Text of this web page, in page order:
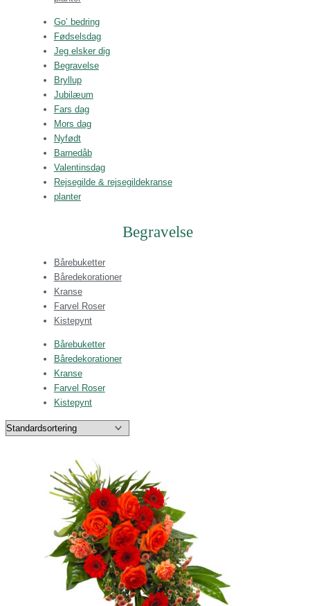
Go’ bedring
Fødselsdag
Jeg elsker dig
Begravelse
Bryllup
Jubilæum
Fars dag
Mors dag
Nyfødt
Barnedåb
Valentinsdag
Rejsegilde & rejsegildekranse
planter
Begravelse
Bårebuketter
Båredekorationer
Kranse
Farvel Roser
Kistepynt
Bårebuketter
Båredekorationer
Kranse
Farvel Roser
Kistepynt